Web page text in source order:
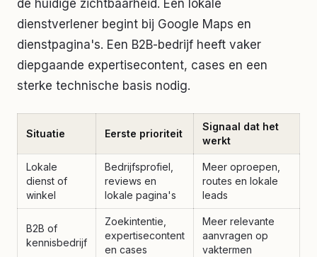
de huidige zichtbaarheid. Een lokale
dienstverlener begint bij Google Maps en
dienstpagina's. Een B2B-bedrijf heeft vaker
diepgaande expertisecontent, cases en een
sterke technische basis nodig.
Situatie Eerste prioriteit
Signaal dat het
werkt
Lokale
dienst of
winkel
Bedrijfsprofiel,
reviews en
lokale pagina's
Meer oproepen,
routes en lokale
leads
B2B of
kennisbedrijf
Zoekintentie,
expertisecontent
en cases
Meer relevante
aanvragen op
vaktermen